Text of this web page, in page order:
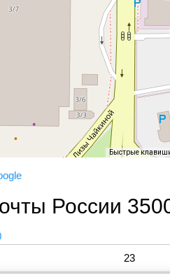
Быстрые
России
23